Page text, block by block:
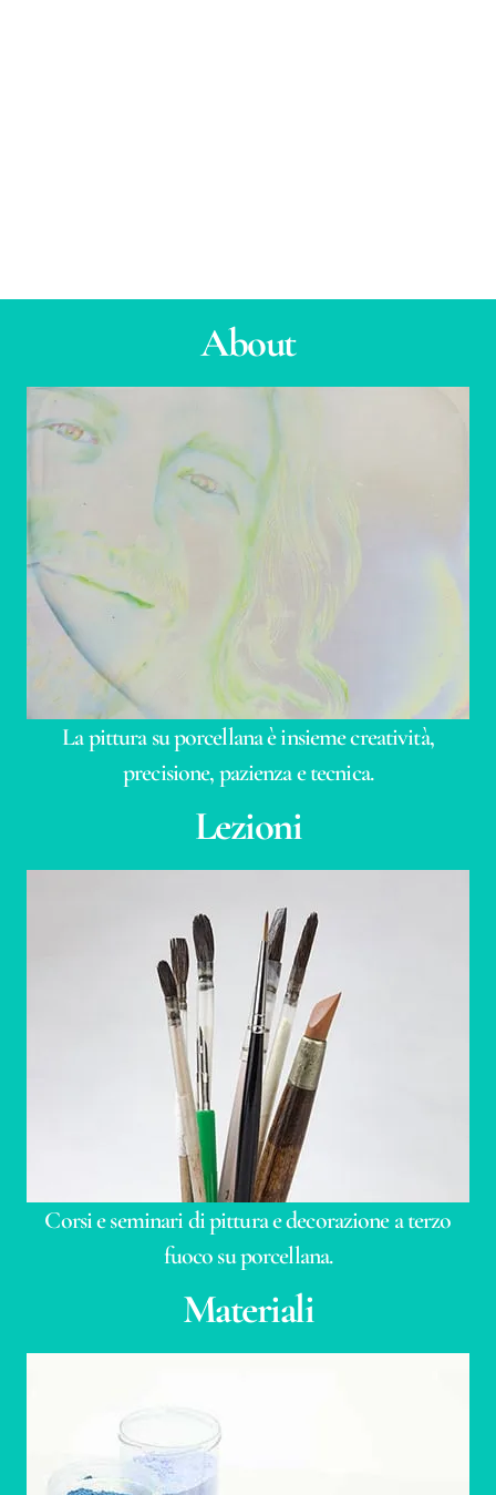
About
La pittura su porcellana è insieme creatività,
precisione, pazienza e tecnica.
Lezioni
Corsi e seminari di pittura e decorazione a terzo
fuoco su porcellana.
Materiali